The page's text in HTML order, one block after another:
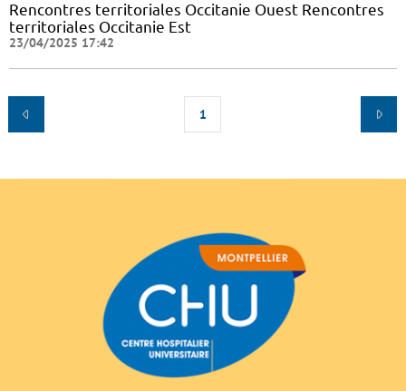
Rencontres territoriales Occitanie Ouest Rencontres
territoriales Occitanie Est
23/04/2025 17:42
1